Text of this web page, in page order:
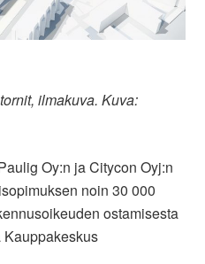
ilmakuva. Kuva:
Oy:n ja Citycon Oyj:n
noin 30 000
ostamisesta
Kauppakeskus